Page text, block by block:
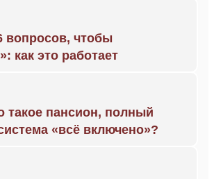
вопросов, чтобы
как это работает
такое пансион, полный
«всё включено»?